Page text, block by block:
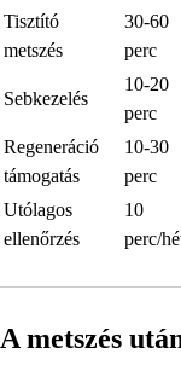
Tisztító
metszés
30-60
perc
Sebkezelés
10-20
perc
Regeneráció
támogatás
10-30
perc
Utólagos
ellenőrzés
10
perc/
A metszés